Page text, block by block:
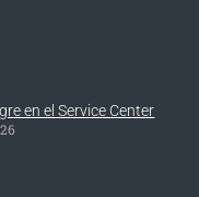
en el Service Center